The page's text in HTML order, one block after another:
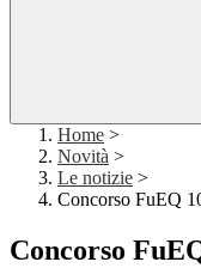
Home >
Novità >
Le notizie >
Concorso FuEQ
Concorso